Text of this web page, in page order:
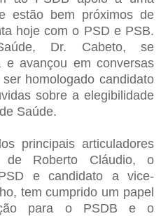
estão bem próximos de
hoje com o PSD e PSB.
Dr. Cabeto, se
avançou em conversas
homologado candidato
sobre a elegibilidade
Saúde.
principais articuladores
de Roberto Cláudio, o
e candidato a vice-
tem cumprido um papel
para o PSDB e o